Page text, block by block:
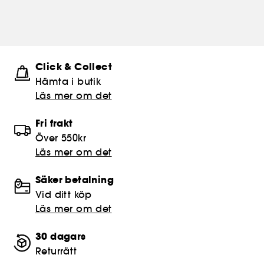
Click & Collect
Hämta i butik​
Läs mer om det
Fri frakt
Över 550kr
Läs mer om det
Säker betalning
Vid ditt köp
Läs mer om det
30 dagars
Returrätt